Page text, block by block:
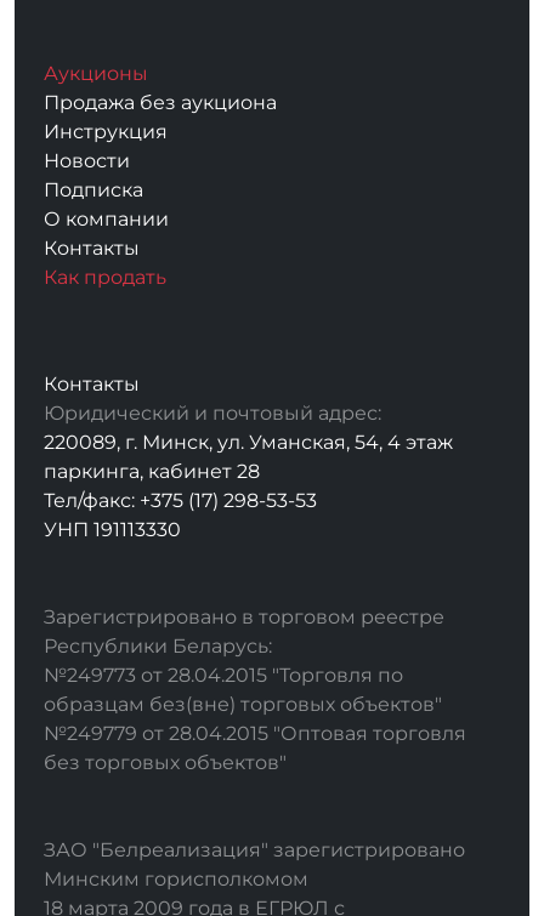
Аукционы
Продажа без аукциона
Инструкция
Новости
Подписка
О компании
Контакты
Как продать
Контакты
Юридический и почтовый адрес:
220089, г. Минск, ул. Уманская, 54, 4 этаж
паркинга, кабинет 28
Тел/факс: +375 (17) 298-53-53
УНП 191113330
Зарегистрировано в торговом реестре
Республики Беларусь:
№249773 от 28.04.2015 "Торговля по
образцам без(вне) торговых объектов"
№249779 от 28.04.2015 "Оптовая торговля
без торговых объектов"
ЗАО "Белреализация" зарегистрировано
Минским горисполкомом
18 марта 2009 года в ЕГРЮЛ с